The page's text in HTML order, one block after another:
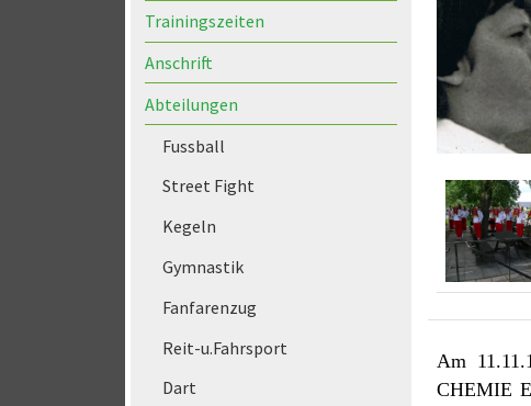
Trainingszeiten
Anschrift
Abteilungen
Fussball
Street Fight
Kegeln
Gymnastik
Fanfarenzug
Reit-u.Fahrsport
Dart
Am
CHEMIE